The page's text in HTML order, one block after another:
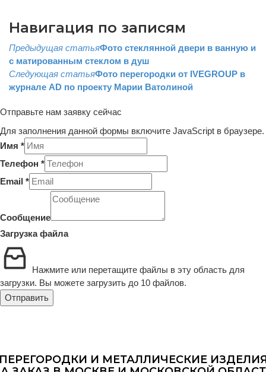
Навигация по записям
Предыдущая статьяФото стеклянной двери в ванную и
с матированным стеклом в душ
Следующая статьяФото перегородки от IVEGROUP в
журнале AD по проекту Марии Ватолиной
Отправьте нам заявку сейчас
Для заполнения данной формы включите JavaScript в браузере.
Имя *
Телефон *
Email *
файла
Сообщение
Загрузка файла
Нажмите или перетащите файлы в эту область для
загрузки. Вы можете загрузить до 10 файлов.
Отправить
И МЕТАЛЛИЧЕСКИЕ